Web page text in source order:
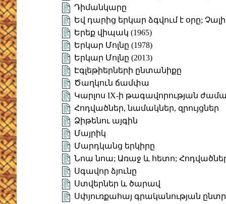
Դիմանկարը
Եվ դարից երկար ձգվում է օրը;
Երեք վիպակ (1965)
Երկար Մոլնը (1978)
Երկար Մոլնը (2013)
Էգլեթիերների ընտանիքը
Ծաղկուն ճամփա
Կարլոս IX-ի թագավորության
Հոդվածներ, նամակներ, զրույցներ
Ձիթենու այգին
Մայրիկ
Մարդկանց երկիրը
Նոա նոա; Առաջ և հետո;
Սգավոր ձյունը
Ստվերներ և ծարավ
Սփյուռքահայ գրականության